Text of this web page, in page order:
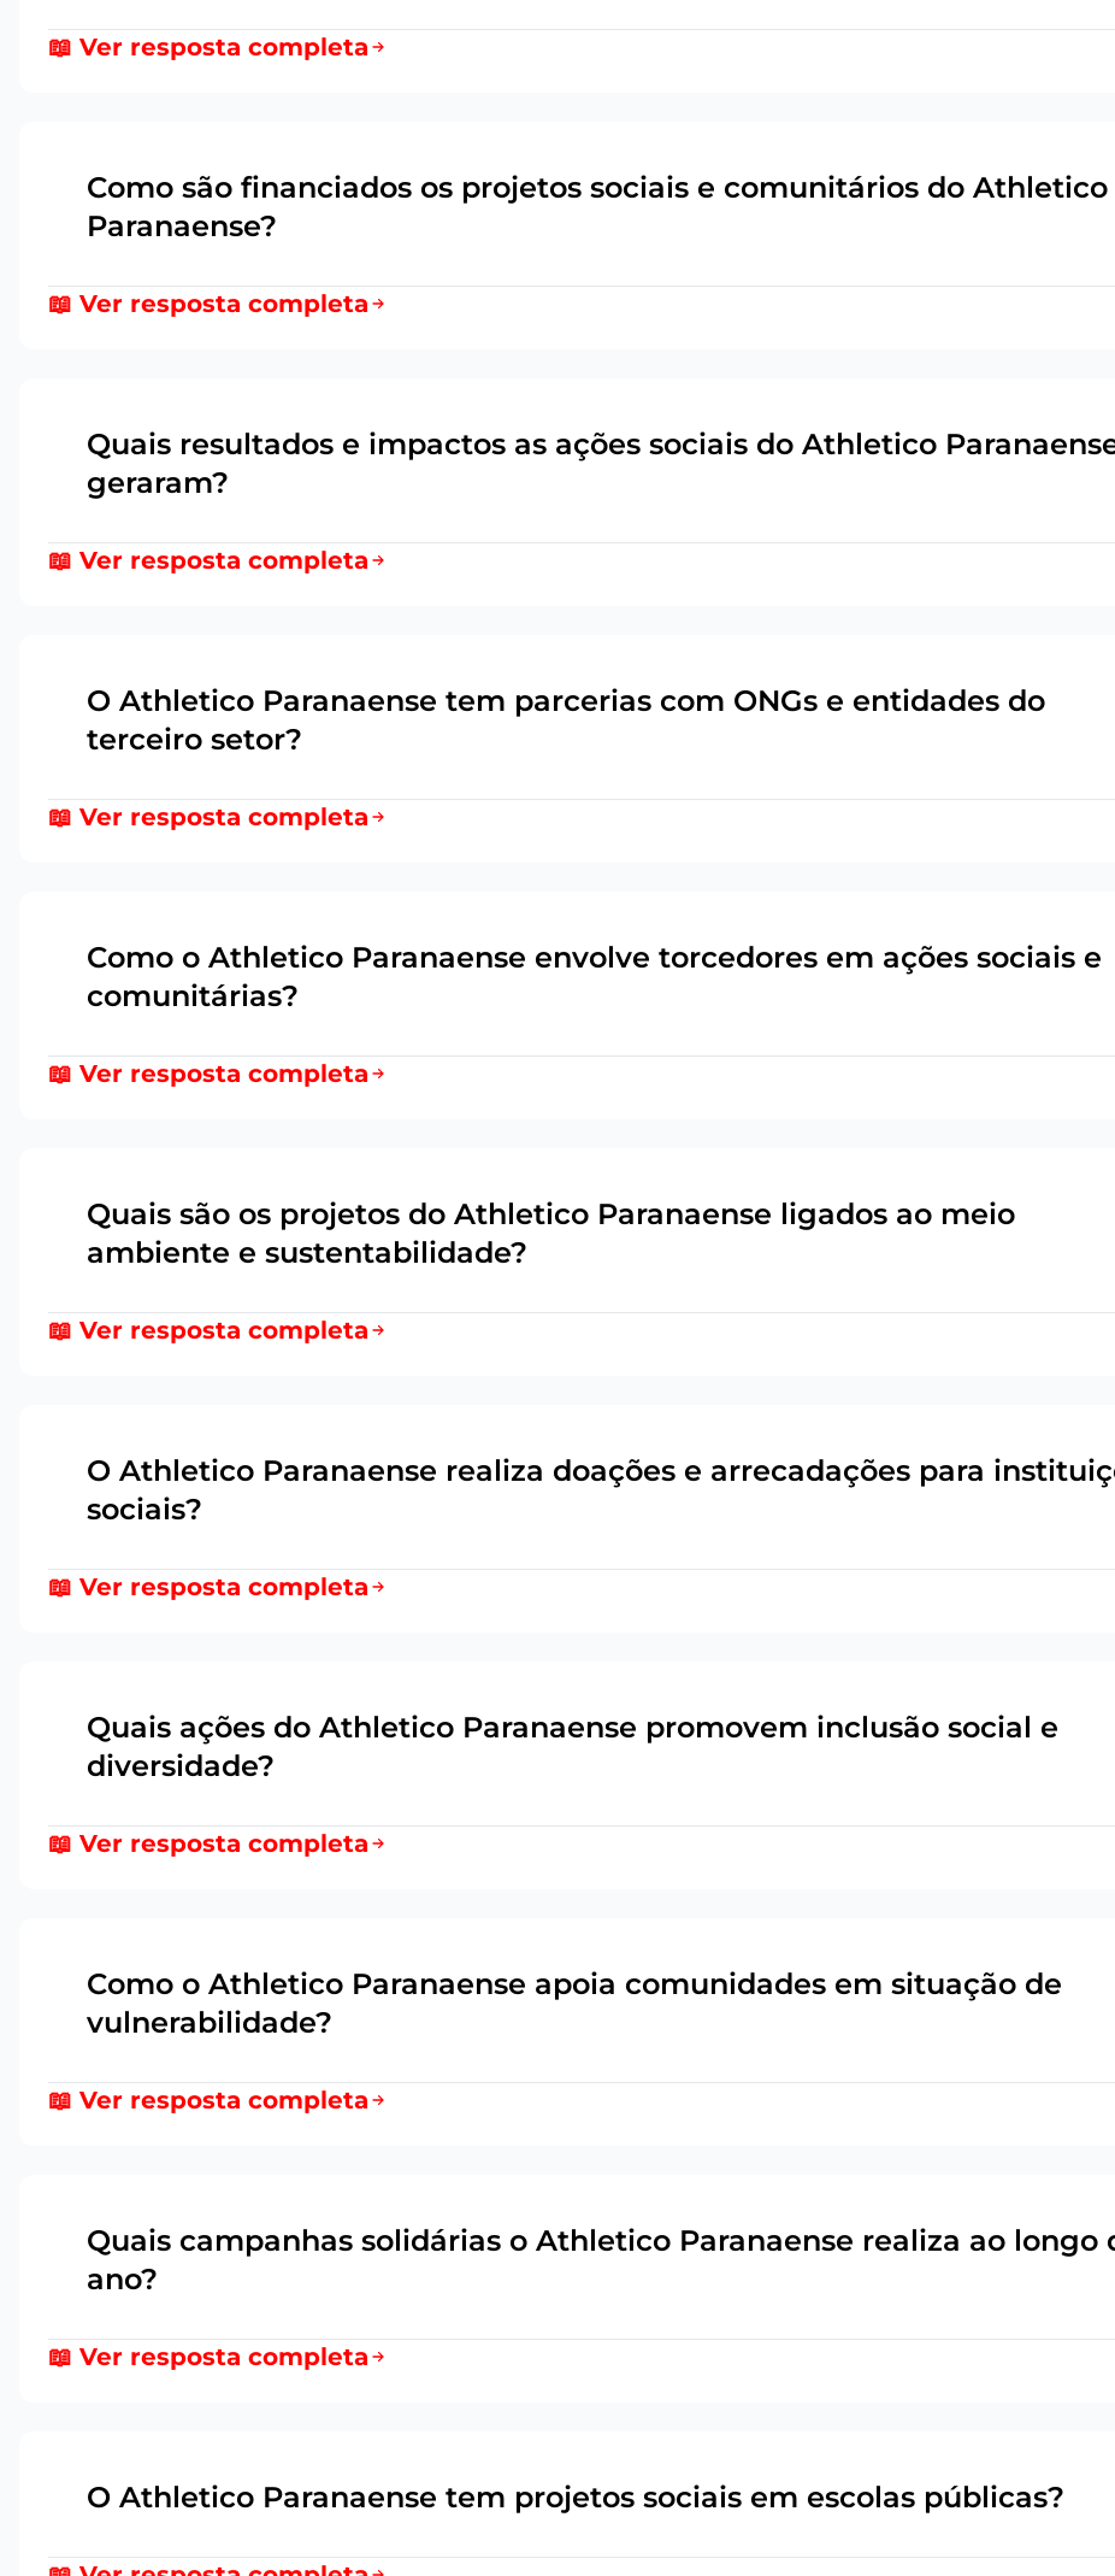
📖 Ver resposta completa
Como são financiados os projetos sociais e comunitários do Athletico
Paranaense?
📖 Ver resposta completa
Quais resultados e impactos as ações sociais do Athletico
geraram?
📖 Ver resposta completa
O Athletico Paranaense tem parcerias com ONGs e entidades do
terceiro setor?
📖 Ver resposta completa
Como o Athletico Paranaense envolve torcedores em ações sociais e
comunitárias?
📖 Ver resposta completa
Quais são os projetos do Athletico Paranaense ligados ao meio
ambiente e sustentabilidade?
📖 Ver resposta completa
O Athletico Paranaense realiza doações e arrecadações para
sociais?
📖 Ver resposta completa
Quais ações do Athletico Paranaense promovem inclusão social e
diversidade?
📖 Ver resposta completa
Como o Athletico Paranaense apoia comunidades em situação de
vulnerabilidade?
📖 Ver resposta completa
Quais campanhas solidárias o Athletico Paranaense realiza ao longo
ano?
📖 Ver resposta completa
O Athletico Paranaense tem projetos sociais em escolas públicas?